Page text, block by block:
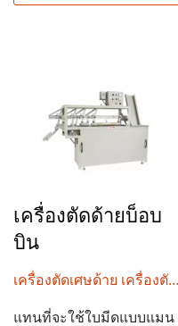
เครื่องตัดด้ายบ็อบ
บิน
เครื่องตัดเศษด้าย เครื่องตัด
ด้ายบ็อบบิน
แทนที่จะใช้ใบมีดแบบแมน